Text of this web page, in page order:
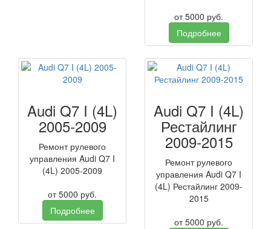
от5000 руб.
Подробнее
Audi Q7 I (4L)
2005-2009
Ремонт рулевого
управления Audi Q7 I
(4L) 2005-2009
от5000 руб.
Подробнее
Audi Q7 I (4L)
Рестайлинг
2009-2015
Ремонт рулевого
управления Audi Q7 I
(4L) Рестайлинг 2009-
2015
от5000 руб.